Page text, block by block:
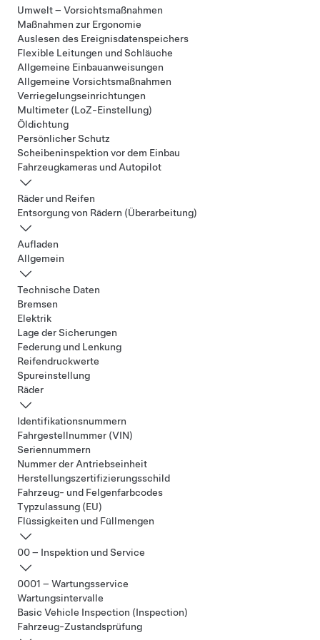
Umwelt – Vorsichtsmaßnahmen
Maßnahmen zur Ergonomie
Auslesen des Ereignisdatenspeichers
Flexible Leitungen und Schläuche
Allgemeine Einbauanweisungen
Allgemeine Vorsichtsmaßnahmen
Verriegelungseinrichtungen
Multimeter (LoZ-Einstellung)
Öldichtung
Persönlicher Schutz
Scheibeninspektion vor dem Einbau
Fahrzeugkameras und Autopilot
Räder und Reifen
Entsorgung von Rädern (Überarbeitung)
Aufladen
Allgemein
Technische Daten
Bremsen
Elektrik
Lage der Sicherungen
Federung und Lenkung
Reifendruckwerte
Spureinstellung
Räder
Identifikationsnummern
Fahrgestellnummer (VIN)
Seriennummern
Nummer der Antriebseinheit
Herstellungszertifizierungsschild
Fahrzeug- und Felgenfarbcodes
Typzulassung (EU)
Flüssigkeiten und Füllmengen
00 – Inspektion und Service
0001 – Wartungsservice
Wartungsintervalle
Basic Vehicle Inspection (Inspection)
Fahrzeug-Zustandsprüfung